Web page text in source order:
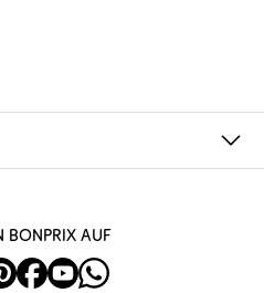
bonprix auf